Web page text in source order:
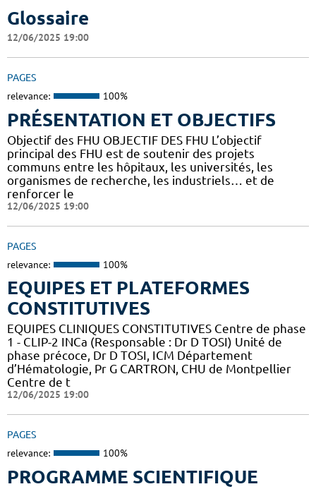
Glossaire
12/06/2025 19:00
PAGES
relevance: 100%
PRÉSENTATION ET OBJECTIFS
Objectif des FHU OBJECTIF DES FHU L’objectif
principal des FHU est de soutenir des projets
communs entre les hôpitaux, les universités, les
organismes de recherche, les industriels… et de
renforcer le
12/06/2025 19:00
PAGES
relevance: 100%
EQUIPES ET PLATEFORMES
CONSTITUTIVES
EQUIPES CLINIQUES CONSTITUTIVES Centre de phase
1 - CLIP-2 INCa (Responsable : Dr D TOSI) Unité de
phase précoce, Dr D TOSI, ICM Département
d’Hématologie, Pr G CARTRON, CHU de Montpellier
Centre de t
12/06/2025 19:00
PAGES
relevance: 100%
PROGRAMME SCIENTIFIQUE